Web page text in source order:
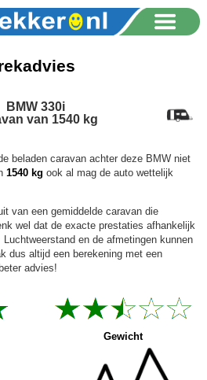
BMW 330i
van 1540 kg
beladen caravan achter deze BMW niet
1540 kg ook al mag de auto wettelijk
van een gemiddelde caravan die
wel dat de exacte prestaties afhankelijk
en de afmetingen kunnen
dus altijd een berekening met een
advies!
Gewicht